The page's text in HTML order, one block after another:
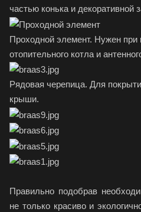
частью конька и декоративной
Проходной элемент. Нужен при
отопительного котла и
Рядовая черепица. Для
крыши.
Правильно подобрав
не только красиво и